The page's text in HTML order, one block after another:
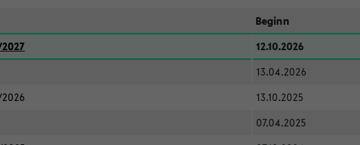
Beginn
12.10.2026
13.04.2026
13.10.2025
07.04.2025